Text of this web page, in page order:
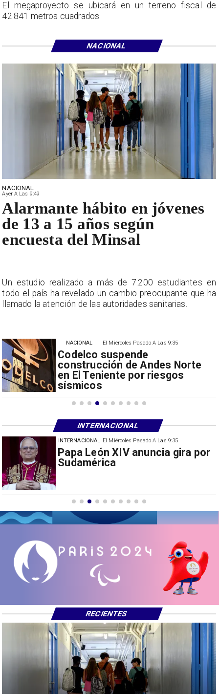
El Miércoles Pasado A Las 9:35
China restringe exportación de
drones a EEUU y sanciona
INTERNACIONAL
El Miércoles Pasado A Las 9:35
Codelco suspende
construcción de Andes Norte
en El Teniente por riesgos
sísmicos
NACIONAL
NACIONAL
Ayer A Las 9:49
Alarmante hábito en jóvenes
de 13 a 15 años según
encuesta del Minsal
Un estudio realizado a más de 7.200 estudiantes en
todo el país ha revelado un cambio preocupante que ha
llamado la atención de las autoridades sanitarias.
El megaproyecto se ubicará en un terreno fiscal de
42.841 metros cuadrados.
NACIONAL
INTERNACIONAL
RECIENTES